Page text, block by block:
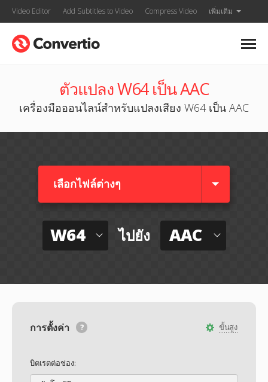
Video Editor Add Subtitles to Video Compress Video เพิ่มเติม
ตัวแปลง W64 เป็น AAC
เครื่องมือออนไลน์สำหรับแปลงเสียง W64 เป็น AAC
เลือกไฟล์ต่างๆ​
W64 ไปยัง AAC
ขั้นสูง
การตั้งค่า
บิตเรตต่อช่อง: